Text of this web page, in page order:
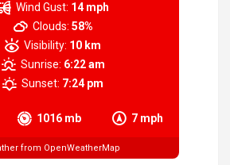
1016 mb 7 mph
Wind Gust: 14 mph
Clouds: 58%
Visibility: 10 km
Sunrise: 6:22 am
Sunset: 7:24 pm
from OpenWeatherMap